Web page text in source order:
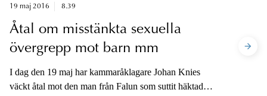
19 maj 2016 8.39
Åtal om misstänkta sexuella
övergrepp mot barn mm
I dag den 19 maj har kammaråklagare Johan Knies
väckt åtal mot den man från Falun som suttit häktad